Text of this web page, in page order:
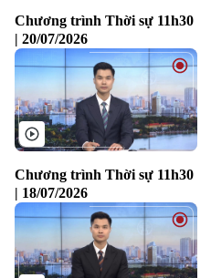
Tài chính Ngân hàng
Doanh nghiệp
Đầu tư
Căn hộ
Đất đai
Kinh nghiệm
Ô tô
Tàu
Xe máy
Đánh giá
Giáo dục
Tuyển sinh
Hướng nghiệp
Văn hóa
Tin tức
Làng nghề
Di tích
Sức khỏe
Y tế
Dinh dưỡng
Thể thao
Giải trí
Chương trình Thời sự 11h30
| 20/07/2026
Chương trình Thời sự 11h30
| 18/07/2026